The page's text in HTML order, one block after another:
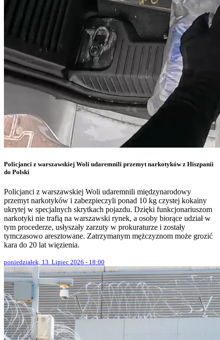
Policjanci z warszawskiej Woli udaremnili przemyt narkotyków z Hiszpanii
do Polski
Policjanci z warszawskiej Woli udaremnili międzynarodowy
przemyt narkotyków i zabezpieczyli ponad 10 kg czystej kokainy
ukrytej w specjalnych skrytkach pojazdu. Dzięki funkcjonariuszom
narkotyki nie trafią na warszawski rynek, a osoby biorące udział w
tym procederze, usłyszały zarzuty w prokuraturze i zostały
tymczasowo aresztowane. Zatrzymanym mężczyznom może grozić
kara do 20 lat więzienia.
poniedziałek, 13. Lipiec 2026 - 18:00